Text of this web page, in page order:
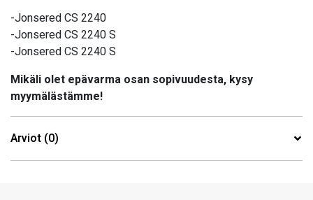
-Jonsered CS 2240
-Jonsered CS 2240 S
-Jonsered CS 2240 S
Mikäli olet epävarma osan sopivuudesta, kysy
myymälästämme!
Arviot (0)